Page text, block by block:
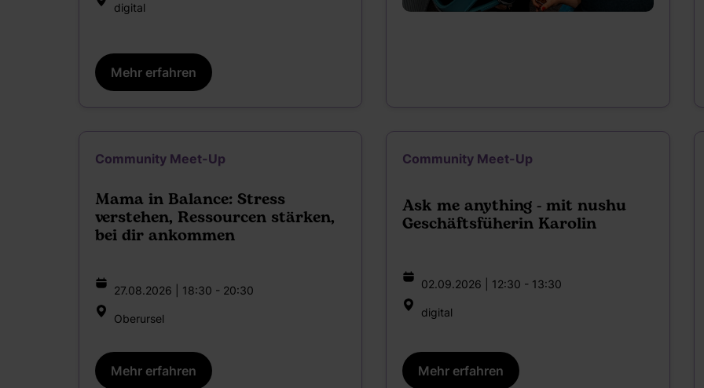
digital
Mehr erfahren
Community Meet-Up
Mama in Balance: Stress
verstehen, Ressourcen stärken,
bei dir ankommen
27.08.2026 | 18:30 - 20:30
Oberursel
Mehr erfahren
Community Meet-Up
Ask me anything - mit nushu
Geschäftsfüherin Karolin
02.09.2026 | 12:30 - 13:30
digital
Mehr erfahren